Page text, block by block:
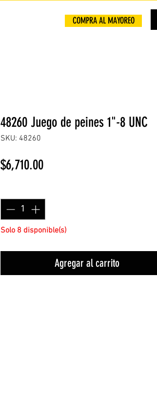
COMPRA AL MAYOREO
48260 Juego de peines 1"-8 UNC
SKU: 48260
$6,710.00Precio
Solo 8 disponible(s)
Agregar al carrito